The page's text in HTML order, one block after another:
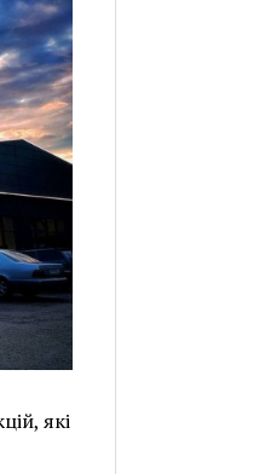
які